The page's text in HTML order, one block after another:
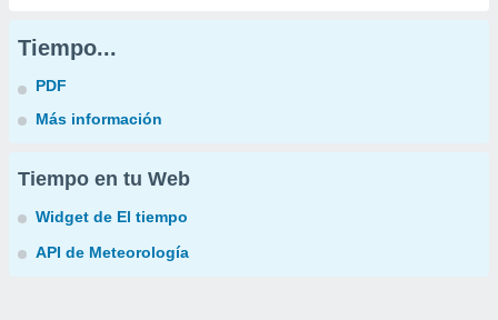
Tiempo...
PDF
Más información
Tiempo en tu Web
Widget de El tiempo
API de Meteorología